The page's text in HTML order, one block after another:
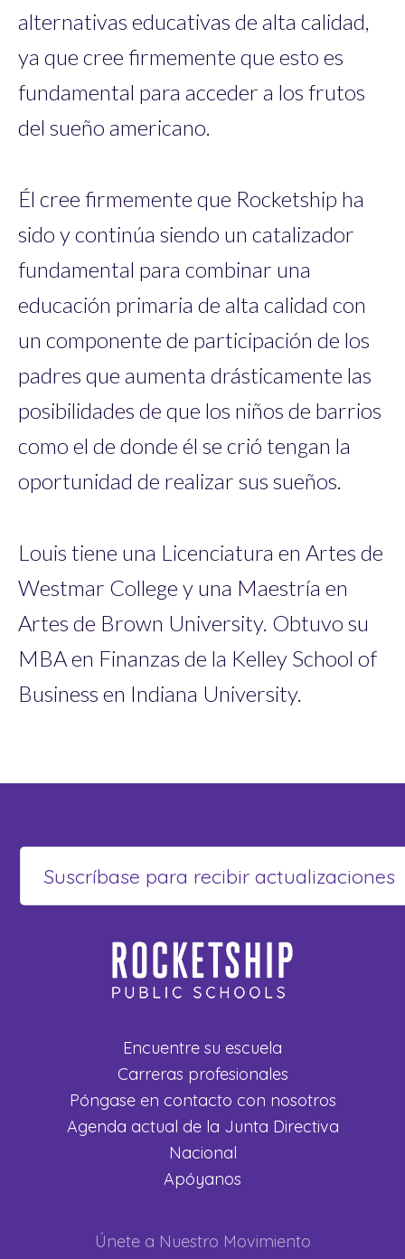
alternativas educativas de alta calidad,
ya que cree firmemente que esto es
fundamental para acceder a los frutos
del sueño americano.
Él cree firmemente que Rocketship ha
sido y continúa siendo un catalizador
fundamental para combinar una
educación primaria de alta calidad con
un componente de participación de los
padres que aumenta drásticamente las
posibilidades de que los niños de barrios
como el de donde él se crió tengan la
oportunidad de realizar sus sueños.
Louis tiene una Licenciatura en Artes de
Westmar College y una Maestría en
Artes de Brown University. Obtuvo su
MBA en Finanzas de la Kelley School of
Business en Indiana University.
Encuentre su escuela
Carreras profesionales
Póngase en contacto con nosotros
Agenda actual de la Junta Directiva
Nacional
Apóyanos
Únete a Nuestro Movimiento